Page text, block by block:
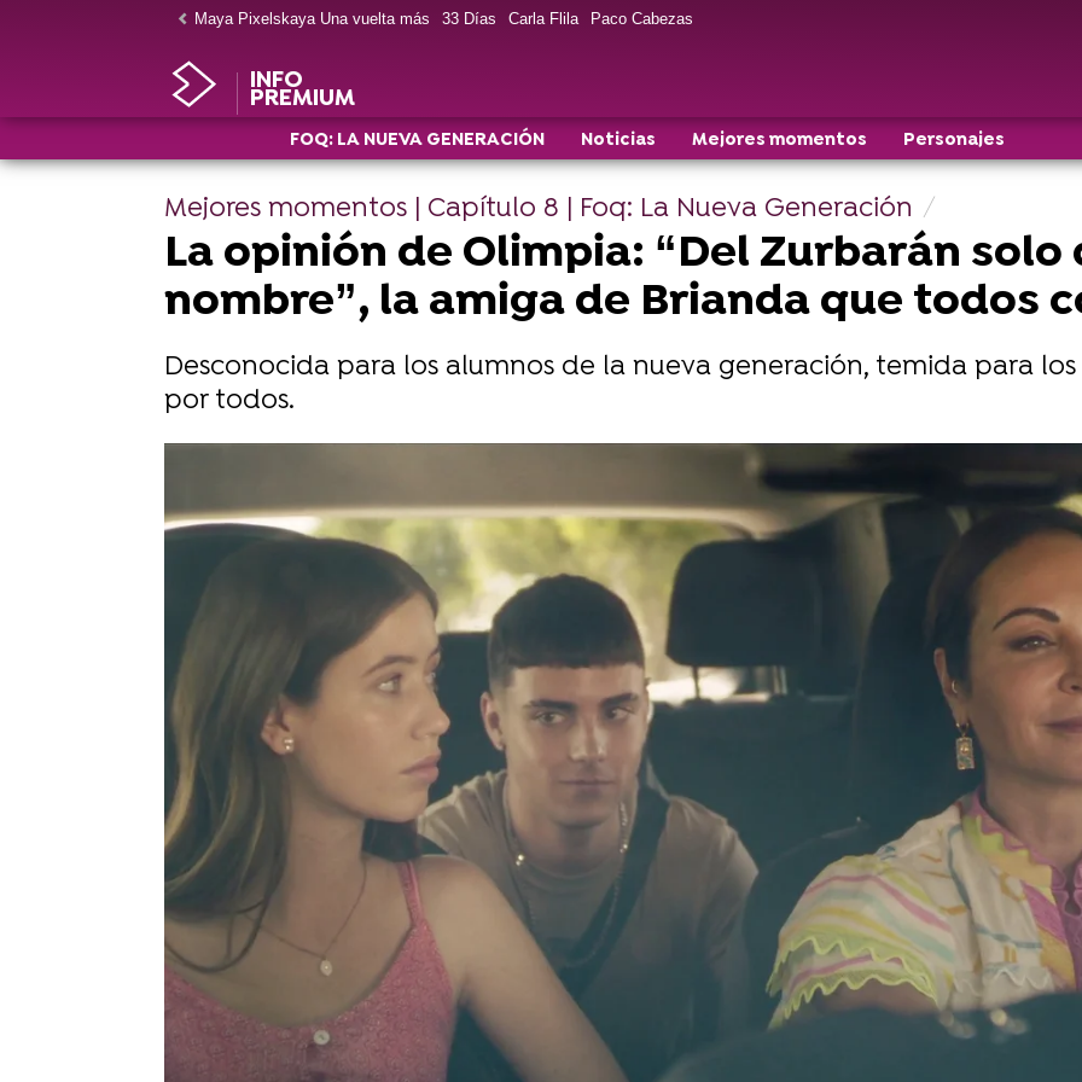
Maya Pixelskaya Una vuelta más 33 Días Carla Flila Paco Cabezas
INFO
PREMIUM
FOQ: LA NUEVA GENERACIÓN Noticias Mejores momentos Personajes
Mejores momentos | Capítulo 8 | Foq: La Nueva Generación
La opinión de Olimpia: “Del Zurbarán solo
nombre”, la amiga de Brianda que todos
Desconocida para los alumnos de la nueva generación, temida para
por todos.
FoQ. La Nueva Generación, temporada completa ya disponible en atresplayer
Victoria Esquilas
Publicado:06 de abril de 2025, 16:15 WhatsappFacebook
X
Olimpia es la antigua amiga de Brianda
que le va a hacer el favor
de acercar a Koldo y a Carlota al aeropuerto de Valladolid. Un viaje
en coche que ninguno olvidará. Koldo y Carlota no saben quién es